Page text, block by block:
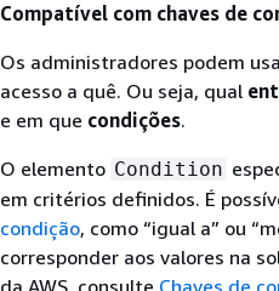
Compatível com chaves de
Os administradores podem
acesso a quê. Ou seja, qual
e em que condições.
O elemento Condition
em critérios definidos. É
condição, como “igual a” ou
corresponder aos valores na
da AWS, consulte Chaves de